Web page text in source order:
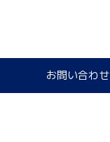
お問い合わせ